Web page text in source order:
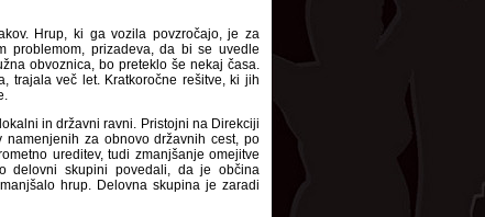
Hrup, ki ga vozila povzročajo, je za
problemom, prizadeva, da bi se uvedle
obvoznica, bo preteklo še nekaj časa.
trajala več let. Kratkoročne rešitve, ki jih
in državni ravni. Pristojni na Direkciji
za obnovo državnih cest, po
ureditev, tudi zmanjšanje omejitve
delovni skupini povedali, da je občina
hrup. Delovna skupina je zaradi